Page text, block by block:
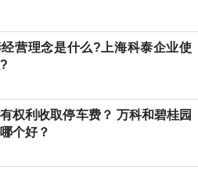
经营理念是什么?上海科泰企业使
权利收取停车费？ 万科和碧桂园
个好？